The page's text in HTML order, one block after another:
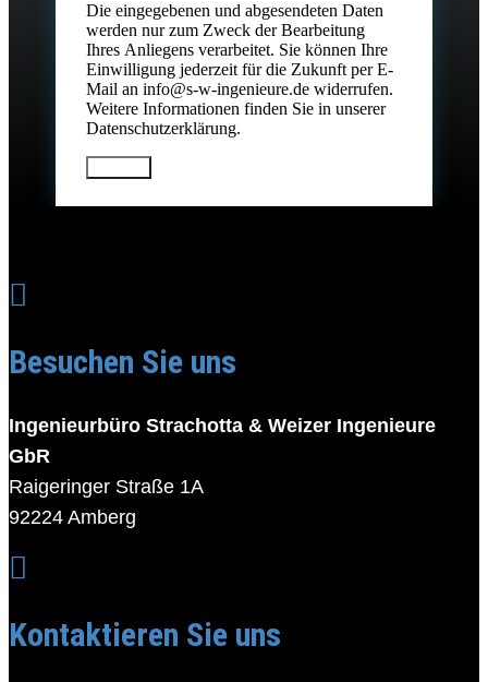
Die eingegebenen und abgesendeten Daten
werden nur zum Zweck der Bearbeitung
Ihres Anliegens verarbeitet. Sie können Ihre
Einwilligung jederzeit für die Zukunft per E-
Mail an info@s-w-ingenieure.de widerrufen.
Weitere Informationen finden Sie in unserer
Datenschutzerklärung.

Besuchen Sie uns
Ingenieurbüro Strachotta & Weizer Ingenieure
GbR
Raigeringer Straße 1A
92224 Amberg

Kontaktieren Sie uns